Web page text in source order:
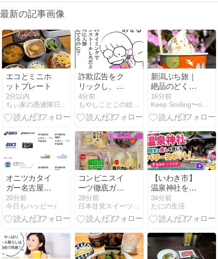
最新の記事画像
エコとミニホ
ットプレート
2分以内
ちぃ家の愚連隊日記 第２章
詐欺広告をク
リックし、ス
マホを初期化
したが
4分前
もやしことこの絵日記ブログ
新潟ぷち旅｜
絶品のどく
ろ・工場直売
で爆買い・ 至
れり尽くせり
16分前
Keep Smiling〜noripetit life…
オニツカタイ
ガー名古屋駅
前OPEN／ガ
ストセルフレ
ジ
20分前
今日もハッピー♪
コンビニスイ
ーツ徹底ガチ
レポ（セブン
イレブン編・
2026年8月－
28分前
日本甘党スイーツ大臣…東京を食べ歩き
【いわき市】
温泉神社を参
拝！いわき湯
本温泉を見守
る歴史ある神
34分前
たにの生活